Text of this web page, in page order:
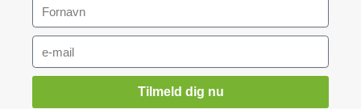
Tilmeld dig nu